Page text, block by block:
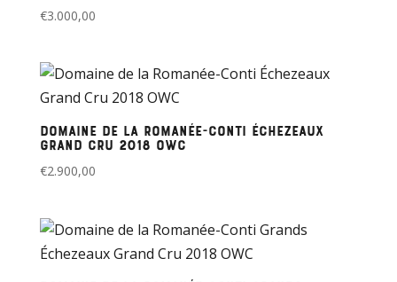
€3.000,00
Domaine de la Romanée-Conti Échezeaux
Grand Cru 2018 OWC
€2.900,00